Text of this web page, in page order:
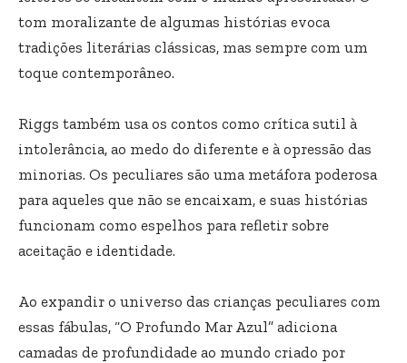
tom moralizante de algumas histórias evoca
tradições literárias clássicas, mas sempre com um
toque contemporâneo.
Riggs também usa os contos como crítica sutil à
intolerância, ao medo do diferente e à opressão das
minorias. Os peculiares são uma metáfora poderosa
para aqueles que não se encaixam, e suas histórias
funcionam como espelhos para refletir sobre
aceitação e identidade.
Ao expandir o universo das crianças peculiares com
essas fábulas, “O Profundo Mar Azul” adiciona
camadas de profundidade ao mundo criado por